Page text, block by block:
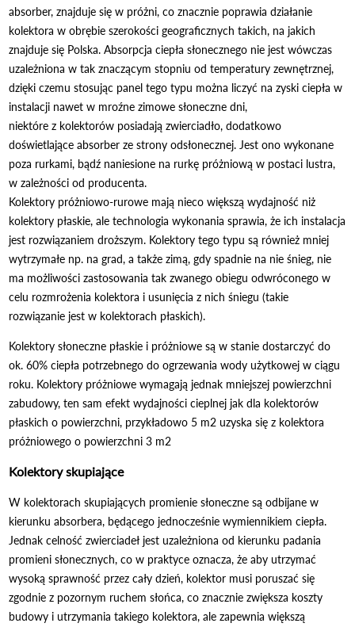
absorber, znajduje się w próżni, co znacznie poprawia działanie
kolektora w obrębie szerokości geograficznych takich, na jakich
znajduje się Polska. Absorpcja ciepła słonecznego nie jest wówczas
uzależniona w tak znaczącym stopniu od temperatury zewnętrznej,
dzięki czemu stosując panel tego typu można liczyć na zyski ciepła w
instalacji nawet w mroźne zimowe słoneczne dni,
niektóre z kolektorów posiadają zwierciadło, dodatkowo
doświetlające absorber ze strony odsłonecznej. Jest ono wykonane
poza rurkami, bądź naniesione na rurkę próżniową w postaci lustra,
w zależności od producenta.
Kolektory próżniowo-rurowe mają nieco większą wydajność niż
kolektory płaskie, ale technologia wykonania sprawia, że ich instalacja
jest rozwiązaniem droższym. Kolektory tego typu są również mniej
wytrzymałe np. na grad, a także zimą, gdy spadnie na nie śnieg, nie
ma możliwości zastosowania tak zwanego obiegu odwróconego w
celu rozmrożenia kolektora i usunięcia z nich śniegu (takie
rozwiązanie jest w kolektorach płaskich).
Kolektory słoneczne płaskie i próżniowe są w stanie dostarczyć do
ok. 60% ciepła potrzebnego do ogrzewania wody użytkowej w ciągu
roku. Kolektory próżniowe wymagają jednak mniejszej powierzchni
zabudowy, ten sam efekt wydajności cieplnej jak dla kolektorów
płaskich o powierzchni, przykładowo 5 m2 uzyska się z kolektora
próżniowego o powierzchni 3 m2
Kolektory skupiające
W kolektorach skupiających promienie słoneczne są odbijane w
kierunku absorbera, będącego jednocześnie wymiennikiem ciepła.
Jednak celność zwierciadeł jest uzależniona od kierunku padania
promieni słonecznych, co w praktyce oznacza, że aby utrzymać
wysoką sprawność przez cały dzień, kolektor musi poruszać się
zgodnie z pozornym ruchem słońca, co znacznie zwiększa koszty
budowy i utrzymania takiego kolektora, ale zapewnia większą